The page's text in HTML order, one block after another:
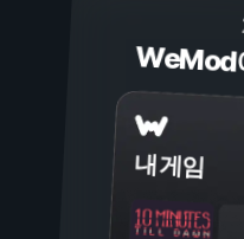
WeMod
내 게임